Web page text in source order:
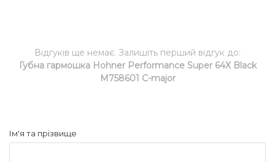
Відгуків ще немає. Залишіть перший відгук до:
Губна гармошка Hohner Performance Super 64X Black
M758601 C-major
Ім'я та прізвище